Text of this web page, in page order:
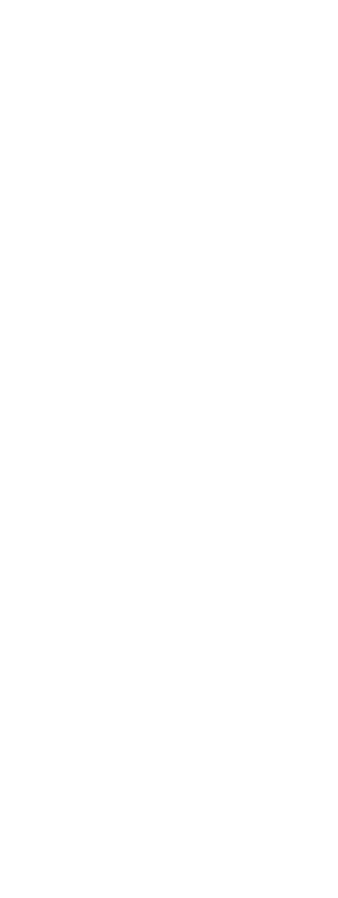
okozta fájdalmat, mint a
hatóanyag nem rövidítette le
tanulmányt.
a munkaképtelenség egyik